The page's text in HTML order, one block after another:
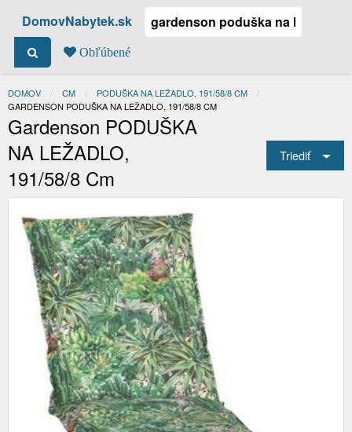
DomovNabytek.sk
Obľúbené
DOMOV CM
PODUŠKA NA LEŽADLO, 191/58/8 CM
ACTUAL:
GARDENSON PODUŠKA NA LEŽADLO, 191/58/8 CM
Gardenson PODUŠKA
NA LEŽADLO,
191/58/8 Cm
Triediť